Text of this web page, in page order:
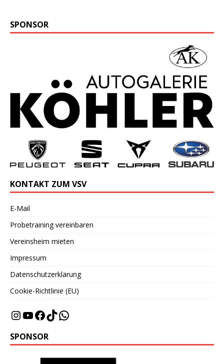
SPONSOR
KONTAKT ZUM VSV
E-Mail
Probetraining vereinbaren
Vereinsheim mieten
Impressum
Datenschutzerklärung
Cookie-Richtlinie (EU)
SPONSOR